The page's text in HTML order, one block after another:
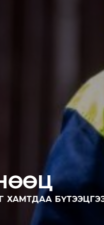
ХАМТДАА